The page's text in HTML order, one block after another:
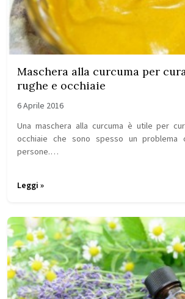
Maschera alla curcuma per
rughe e occhiaie
6 Aprile 2016
Una maschera alla curcuma è utile per
occhiaie che sono spesso un problema
persone.…
Leggi »